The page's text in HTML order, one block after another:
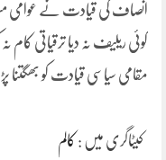
انصاف کی قیادت نے عوامی
کوئی ریلیف نہ دیا ترقیاتی کام
مقامی سیاسی قیادت کو بھگتنا
کیٹاگری میں : کالم